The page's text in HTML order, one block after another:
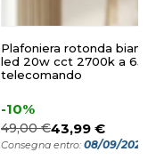
Plafoniera rotonda
led 20w cct 2700k a
telecomando
-10%
49,00 €43,99 €
Consegna entro: 08/09/2026